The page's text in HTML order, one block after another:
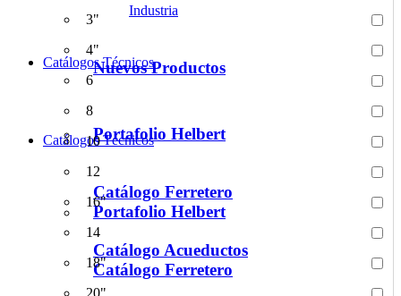
Industria
Nuevos Productos
Catálogos Técnicos
Portafolio Helbert
Catálogo Ferretero
Catálogos Técnicos
Portafolio Helbert
Catálogo Ferretero
Catálogo Acueductos
3"
4"
6
8
10
12
16"
14
18"
20"